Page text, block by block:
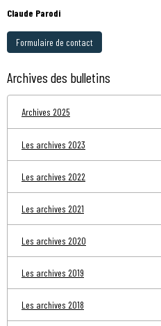
Claude Parodi
Formulaire de contact
Archives des bulletins
Archives 2025
Les archives 2023
Les archives 2022
Les archives 2021
Les archives 2020
Les archives 2019
Les archives 2018